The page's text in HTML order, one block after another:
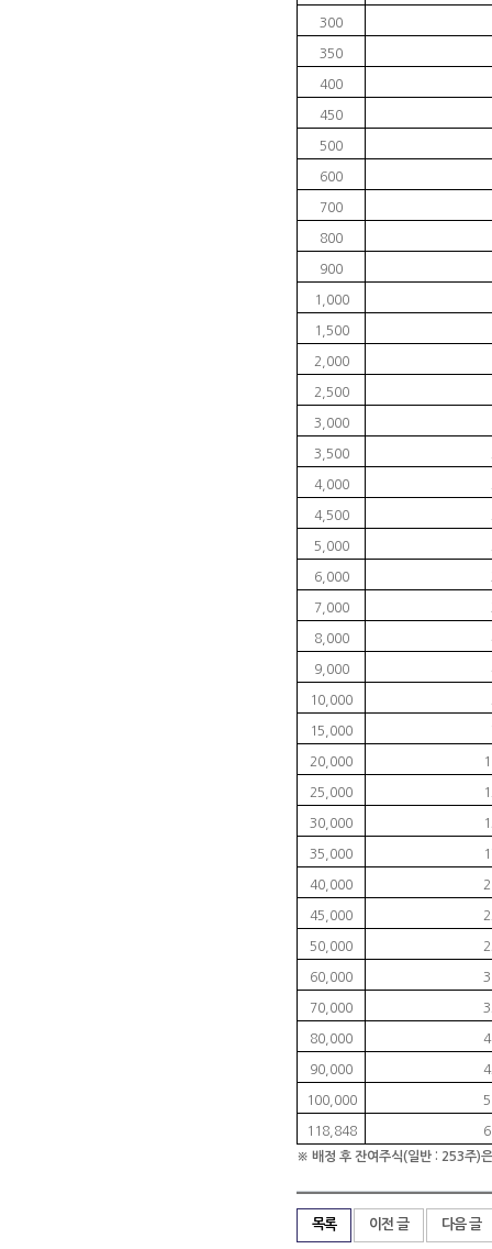
300
350
400
450
500
600
700
800
900
1,000
1,500
2,000
2,500
3,000
3,500
4,000
4,500
5,000
6,000
7,000
8,000
9,000
10,000
15,000
20,000
25,000
30,000
35,000
40,000
45,000
50,000
60,000
70,000
80,000
90,000
100,000
118,848
※ 배정 후 잔여주식(일반 : 253주)
목록 이전 글 다음 글